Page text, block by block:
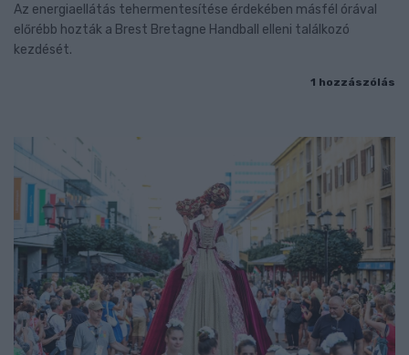
Az energiaellátás tehermentesítése érdekében másfél órával
előrébb hozták a Brest Bretagne Handball elleni találkozó
kezdését.
1 hozzászólás